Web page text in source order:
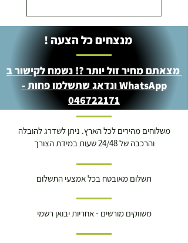
מנצחים כל הצעה !
מצאתם מחיר זול יותר ?! נשמח לקישור ב
WhatsApp ונדאג שתשלמו פחות -
046722171
משלוחים מהירים לכל הארץ. ניתן לשדרג להובלה
והרכבה של 24/48 שעות במידת הצורך
תשלום מאובטח בכל אמצעי התשלום
משווקים מורשים - אחריות יבואן רשמי